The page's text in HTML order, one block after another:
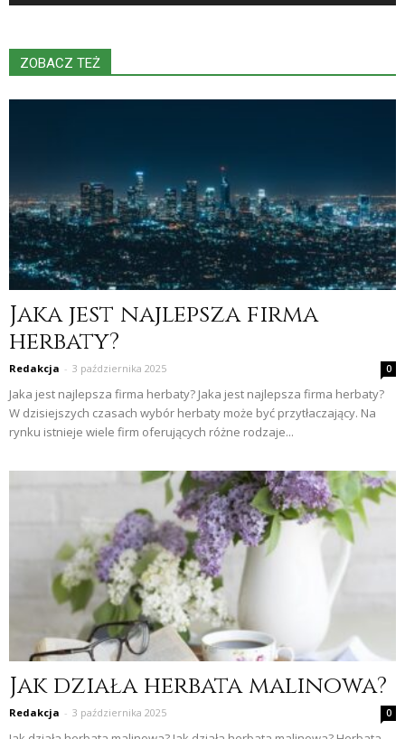
ZOBACZ TEŻ
Jaka jest najlepsza firma
herbaty?
Redakcja - 3 października 2025 0
Jaka jest najlepsza firma herbaty? Jaka jest najlepsza firma herbaty?
W dzisiejszych czasach wybór herbaty może być przytłaczający. Na
rynku istnieje wiele firm oferujących różne rodzaje...
Jak działa herbata malinowa?
Redakcja - 3 października 2025 0